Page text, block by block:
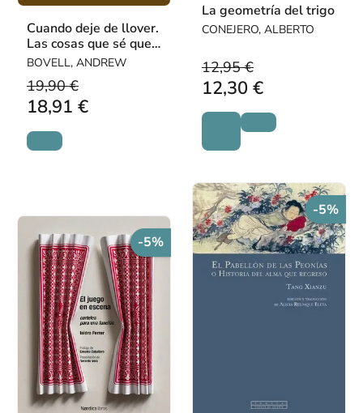
Cuando deje de llover.
Las cosas que sé que
son verdad
BOVELL, ANDREW
19,90 €
18,91 €
La geometría del trigo
CONEJERO, ALBERTO
12,95 €
12,30 €
-5%
-5%